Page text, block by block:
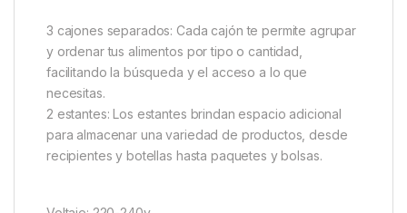
3 cajones separados: Cada cajón te permite agrupar
y ordenar tus alimentos por tipo o cantidad,
facilitando la búsqueda y el acceso a lo que
necesitas.
2 estantes: Los estantes brindan espacio adicional
para almacenar una variedad de productos, desde
recipientes y botellas hasta paquetes y bolsas.